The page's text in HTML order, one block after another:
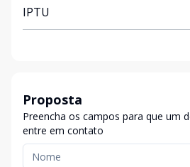
IPTU
Proposta
Preencha os campos para que um
entre em contato